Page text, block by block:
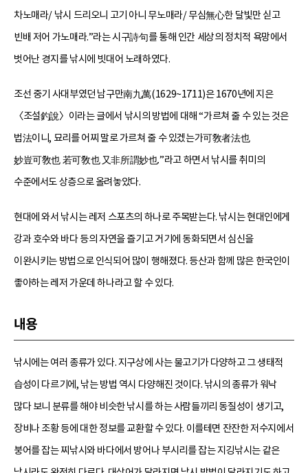
차노매라/ 낚시 드리오니 고기 아니 무노매라/ 무심無心한 달빛만 싣고
빈배 저어 가노매라.”라는 시구詩句를 통해 인간 세상의 정치적 욕망에서
벗어난 경지를 낚시에 빗대어 노래하였다.
조선 중기 사대부였던 남구만南九萬(1629~1711)은 1670년에 지은
〈조설釣說〉이라는 글에서 낚시의 방법에 대해 “가르쳐 줄 수 있는 것은
법法이니, 묘리를 어찌 말로 가르쳐 줄 수 있겠는가可敎者法也
妙豈可敎也 若可敎也 又非所謂妙也.”라고 하면서 낚시를 취미의
수준에서도 상층으로 올려놓았다.
현대에 와서 낚시는 레저 스포츠의 하나로 주목받는다. 낚시는 현대인에게
강과 호수와 바다 등의 자연을 즐기고 거기에 동화되면서 심신을
이완시키는 방법으로 인식되어 많이 행해졌다. 등산과 함께 많은 한국인이
좋아하는 레저 가운데 하나라고 할 수 있다.
내용
낚시에는 여러 종류가 있다. 지구상에 사는 물고기가 다양하고 그 생태적
습성이 다르기에, 낚는 방법 역시 다양해진 것이다. 낚시의 종류가 워낙
많다 보니 분류를 해야 비슷한 낚시를 하는 사람들끼리 동질성이 생기고,
장비나 조황 등에 대한 정보를 교환할 수 있다. 이를테면 잔잔한 저수지에서
붕어를 잡는 찌낚시와 바다에서 방어나 부시리를 잡는 지깅낚시는 같은